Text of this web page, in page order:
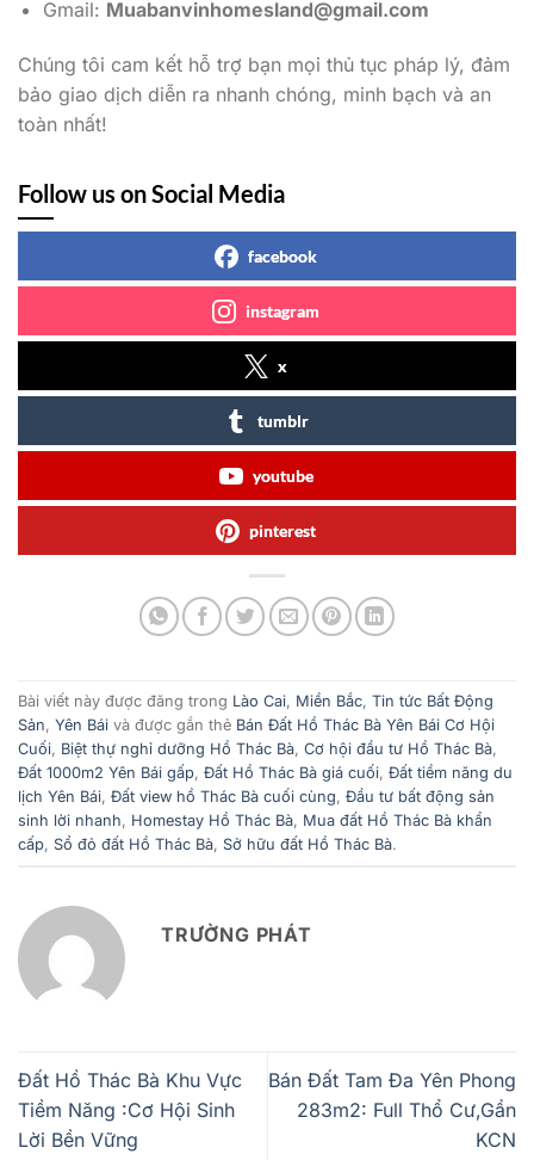
Gmail: Muabanvinhomesland@gmail.com
Chúng tôi cam kết hỗ trợ bạn mọi thủ tục pháp lý, đảm
bảo giao dịch diễn ra nhanh chóng, minh bạch và an
toàn nhất!
Follow us on Social Media
facebook
instagram
x
tumblr
youtube
pinterest
Bài viết này được đăng trong Lào Cai, Miền Bắc, Tin tức Bất Động
Sản, Yên Bái và được gắn thẻ Bán Đất Hồ Thác Bà Yên Bái Cơ Hội
Cuối, Biệt thự nghỉ dưỡng Hồ Thác Bà, Cơ hội đầu tư Hồ Thác Bà,
Đất 1000m2 Yên Bái gấp, Đất Hồ Thác Bà giá cuối, Đất tiềm năng du
lịch Yên Bái, Đất view hồ Thác Bà cuối cùng, Đầu tư bất động sản
sinh lời nhanh, Homestay Hồ Thác Bà, Mua đất Hồ Thác Bà khẩn
cấp, Sổ đỏ đất Hồ Thác Bà, Sở hữu đất Hồ Thác Bà.
TRƯỜNG PHÁT
Đất Hồ Thác Bà Khu Vực
Tiềm Năng :Cơ Hội Sinh
Lời Bền Vững
Bán Đất Tam Đa Yên Phong
283m2: Full Thổ Cư,Gần
KCN